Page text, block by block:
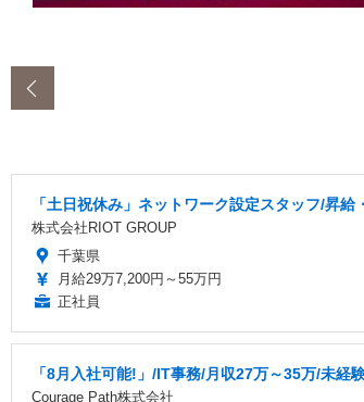
「土日祝休み」ネットワーク設定スタッフ/昇
株式会社RIOT GROUP
千葉県
月給29万7,200円～55万円
正社員
「8月入社可能!」/IT事務/月収27万～35万/未経
Courage Path株式会社